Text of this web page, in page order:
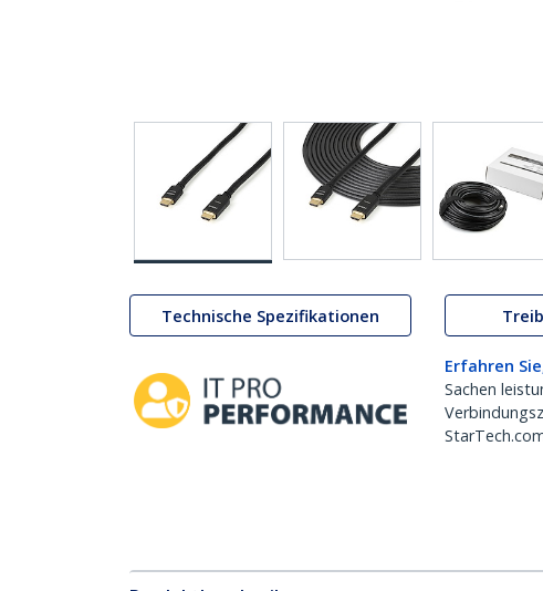
Technische Spezifikationen
Erfahren
Sachen